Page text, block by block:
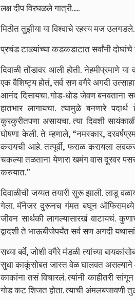
लक्ष दीप विरघळले गात्री.....
मिठीत तुझीया या विश्वाचे रहस्य मज
प्रचंड टाळ्यांच्या कडकडाटात सर्वांनी
दिवाळी तोंडावर आली होती. नेहमीप्रमाणे या
एक वैशिष्ट्य होतं, सर्व सण वगैरे अगदी
आनंद दिसायचा. गोड-धोड जेवण बनवताना
हातभार लागायचा. त्यामुळे बनणारे
कुरकुरीतपणा असायचा. त्या दिवशी
घोषणा केली. ते म्हणाले, “नमस्कार,
करायची आहे. तत्पूर्वी, फराळ करायला
चकल्या तळताना येणारा खमंग वास दूरवर
करुयात.”
दिवाळीची जय्यत तयारी सुरू झाली. लाडू
गेला. मॅनेजर दुरूनच गंमत बघून ऑफिसमध्ये
जीवन सार्थकी लागल्यासारखं वाटायचं.
द्वादशी ते भाऊबीजेपर्यंत सर्व सण अगदी
सध्या बर्वे, जोशी वगैरे मंडळी त्यांच्या
सुधा काकूंसोबत जास्त वेळ घालवत असल्याने
काकांना तसं विचारलं. त्यांनी काहीतरी
गोड कट शिजत होता. त्याची अंमलबजावणी